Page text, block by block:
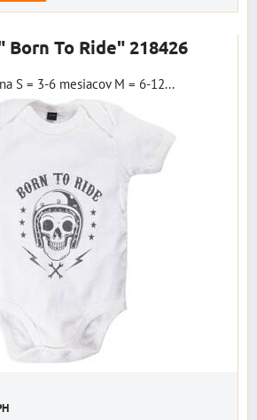
To Ride" 218426
S = 3-6 mesiacov M = 6-12...